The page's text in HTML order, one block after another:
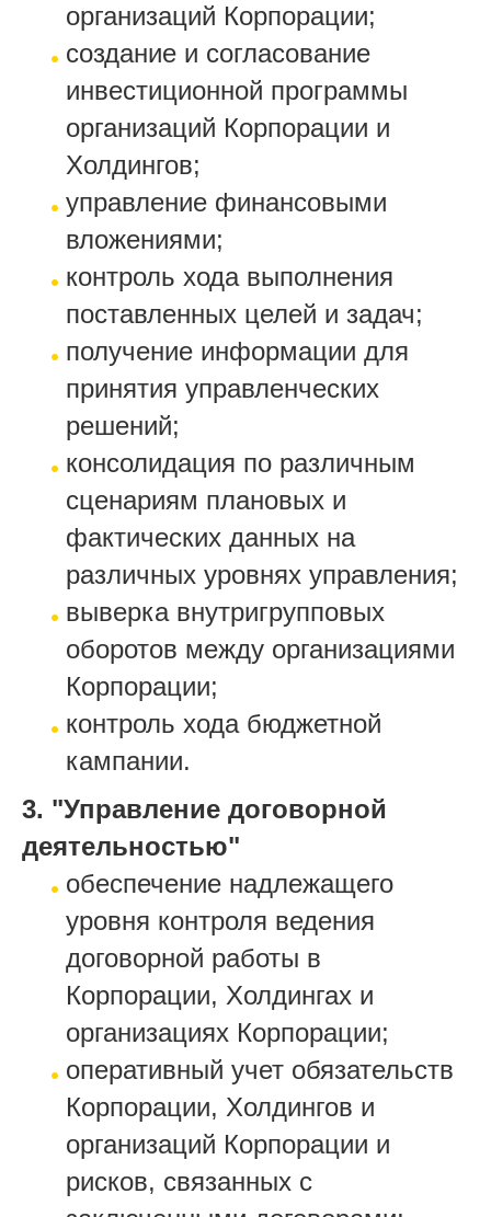
организаций Корпорации;
создание и согласование
инвестиционной программы
организаций Корпорации и
Холдингов;
управление финансовыми
вложениями;
контроль хода выполнения
поставленных целей и задач;
получение информации для
принятия управленческих
решений;
консолидация по различным
сценариям плановых и
фактических данных на
различных уровнях управления;
выверка внутригрупповых
оборотов между организациями
Корпорации;
контроль хода бюджетной
кампании.
3. "Управление договорной
деятельностью"
обеспечение надлежащего
уровня контроля ведения
договорной работы в
Корпорации, Холдингах и
организациях Корпорации;
оперативный учет обязательств
Корпорации, Холдингов и
организаций Корпорации и
рисков, связанных с